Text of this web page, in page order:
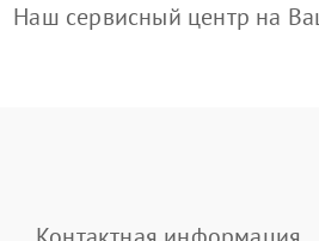
Наш сервисный центр на